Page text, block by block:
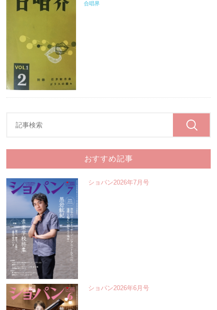
合唱界
おすすめ記事
ショパン2026年7月号
ショパン2026年6月号